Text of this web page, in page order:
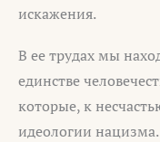
искажения.
В ее трудах мы
единстве
которые, к
идеологии